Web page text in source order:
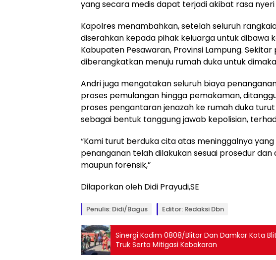
yang secara medis dapat terjadi akibat rasa
Kapolres menambahkan, setelah seluruh
diserahkan kepada pihak keluarga untuk dibawa
Kabupaten Pesawaran, Provinsi Lampung. Sekitar
diberangkatkan menuju rumah duka untuk
Andri juga mengatakan seluruh biaya
proses pemulangan hingga pemakaman,
proses pengantaran jenazah ke rumah duka
sebagai bentuk tanggung jawab kepolisian,
“Kami turut berduka cita atas meninggalnya
penanganan telah dilakukan sesuai prosedur
maupun forensik,”
Dilaporkan oleh Didi Prayudi,SE
Penulis: Didi/Bagus Editor: Redaksi Dbn
Sinergi Kodim 0808/Blitar Dan Damkar Kota
Truk Serta Mitigasi Kebakaran